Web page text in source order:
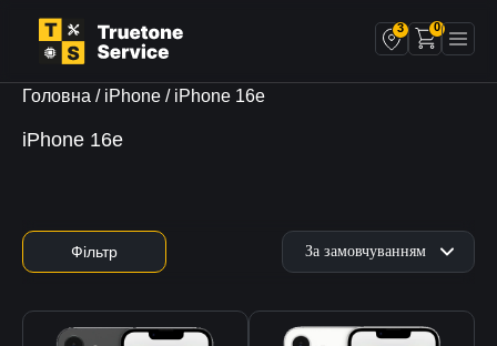
3 0
Головна / iPhone / iPhone 16e
iPhone 16e
Фільтр